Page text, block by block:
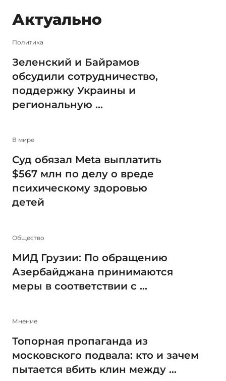
Актуально
Политика
Зеленский и Байрамов
обсудили сотрудничество,
поддержку Украины и
региональную ...
В мире
Суд обязал Meta выплатить
$567 млн по делу о вреде
психическому здоровью
детей
Общество
МИД Грузии: По обращению
Азербайджана принимаются
меры в соответствии с ...
Мнение
Топорная пропаганда из
московского подвала: кто и зачем
пытается вбить клин между ...